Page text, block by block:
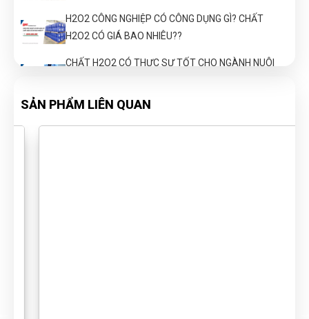
H2O2 CÔNG NGHIỆP CÓ CÔNG DỤNG GÌ? CHẤT
H2O2 CÓ GIÁ BAO NHIÊU??
CHẤT H2O2 CÓ THỰC SỰ TỐT CHO NGÀNH NUÔI
HÓA CHẤT VỆ SINH CÔNG NGHIỆP LOẠI NÀO TỐT?
GIÁ BAO NHIÊU?
SẢN PHẨM LIÊN QUAN